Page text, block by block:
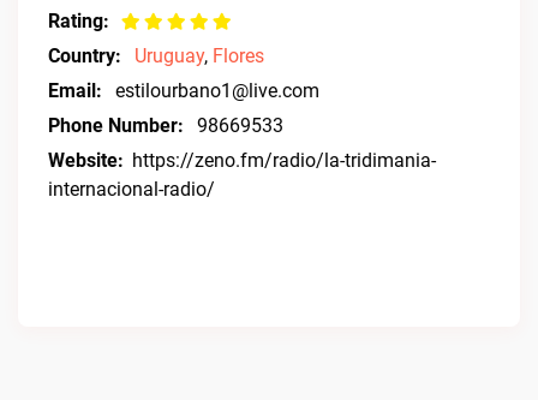
Rating:
Country:
Uruguay, Flores
Email:
estilourbano1@live.com
Phone Number:
98669533
Website: https://zeno.fm/radio/la-tridimania-
internacional-radio/